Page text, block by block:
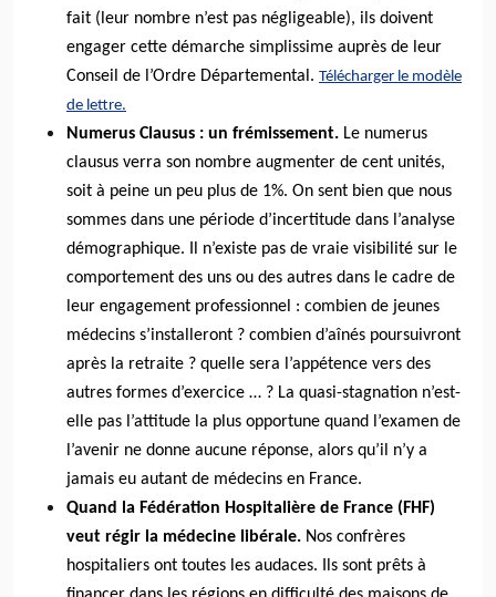
fait (leur nombre n’est pas négligeable), ils doivent
engager cette démarche simplissime auprès de leur
Conseil de l’Ordre Départemental. Télécharger le modèle
de lettre.
Numerus Clausus : un frémissement. Le numerus
clausus verra son nombre augmenter de cent unités,
soit à peine un peu plus de 1%. On sent bien que nous
sommes dans une période d’incertitude dans l’analyse
démographique. Il n’existe pas de vraie visibilité sur le
comportement des uns ou des autres dans le cadre de
leur engagement professionnel : combien de jeunes
médecins s’installeront ? combien d’aînés poursuivront
après la retraite ? quelle sera l’appétence vers des
autres formes d’exercice … ? La quasi-stagnation n’est-
elle pas l’attitude la plus opportune quand l’examen de
l’avenir ne donne aucune réponse, alors qu’il n’y a
jamais eu autant de médecins en France.
Quand la Fédération Hospitalière de France (FHF)
veut régir la médecine libérale. Nos confrères
hospitaliers ont toutes les audaces. Ils sont prêts à